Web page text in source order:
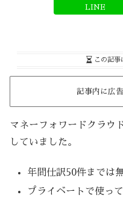
LINE
この記事
記事内に広
マネーフォワードクラウ
していました。
年間仕訳50件までは
プライベートで使っ